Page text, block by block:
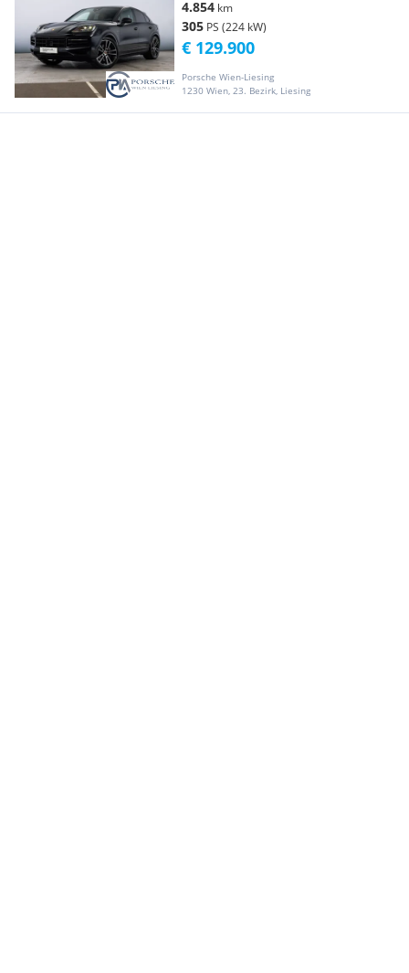
4.854 km
305 PS (224 kW)
Porsche Wien-Liesing
1230 Wien, 23. Bezirk, Liesing
€ 129.900